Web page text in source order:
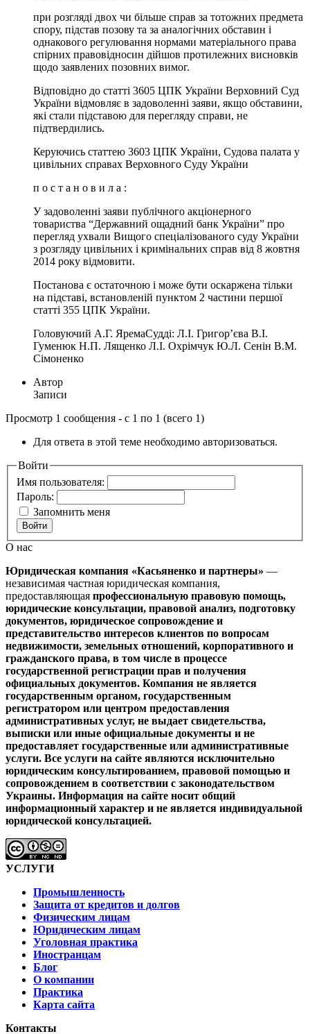
при розгляді двох чи більше справ за тотожних предмета
спору, підстав позову та за аналогічних обставин і
однакового регулювання нормами матеріального права
спірних правовідносин дійшов протилежних висновків
щодо заявлених позовних вимог.
Відповідно до статті 3605 ЦПК України Верховний Суд
України відмовляє в задоволенні заяви, якщо обставини,
які стали підставою для перегляду справи, не
підтвердились.
Керуючись статтею 3603 ЦПК України, Судова палата у
цивільних справах Верховного Суду України
п о с т а н о в и л а :
У задоволенні заяви публічного акціонерного
товариства “Державний ощадний банк України” про
перегляд ухвали Вищого спеціалізованого суду України
з розгляду цивільних і кримінальних справ від 8 жовтня
2014 року відмовити.
Постанова є остаточною і може бути оскаржена тільки
на підставі, встановленій пунктом 2 частини першої
статті 355 ЦПК України.
Головуючий А.Г. ЯремаСудді: Л.І. Григор’єва В.І.
Гуменюк Н.П. Лященко Л.І. Охрімчук Ю.Л. Сенін В.М.
Сімоненко
Автор
Записи
Просмотр 1 сообщения - с 1 по 1 (всего 1)
Для ответа в этой теме необходимо авторизоваться.
Войти
Имя пользователя:
Пароль:
Запомнить меня
Войти
О нас
Юридическая компания «Касьяненко и партнеры» —
независимая частная юридическая компания,
предоставляющая профессиональную правовую помощь,
юридические консультации, правовой анализ, подготовку
документов, юридическое сопровождение и
представительство интересов клиентов по вопросам
недвижимости, земельных отношений, корпоративного и
гражданского права, в том числе в процессе
государственной регистрации прав и получения
официальных документов. Компания не является
государственным органом, государственным
регистратором или центром предоставления
административных услуг, не выдает свидетельства,
выписки или иные официальные документы и не
предоставляет государственные или административные
услуги. Все услуги на сайте являются исключительно
юридическим консультированием, правовой помощью и
сопровождением в соответствии с законодательством
Украины. Информация на сайте носит общий
информационный характер и не является индивидуальной
юридической консультацией.
УСЛУГИ
Промышленность
Защита от кредитов и долгов
Физическим лицам
Юридическим лицам
Уголовная практика
Иностранцам
Блог
О компании
Практика
Карта сайта
Контакты